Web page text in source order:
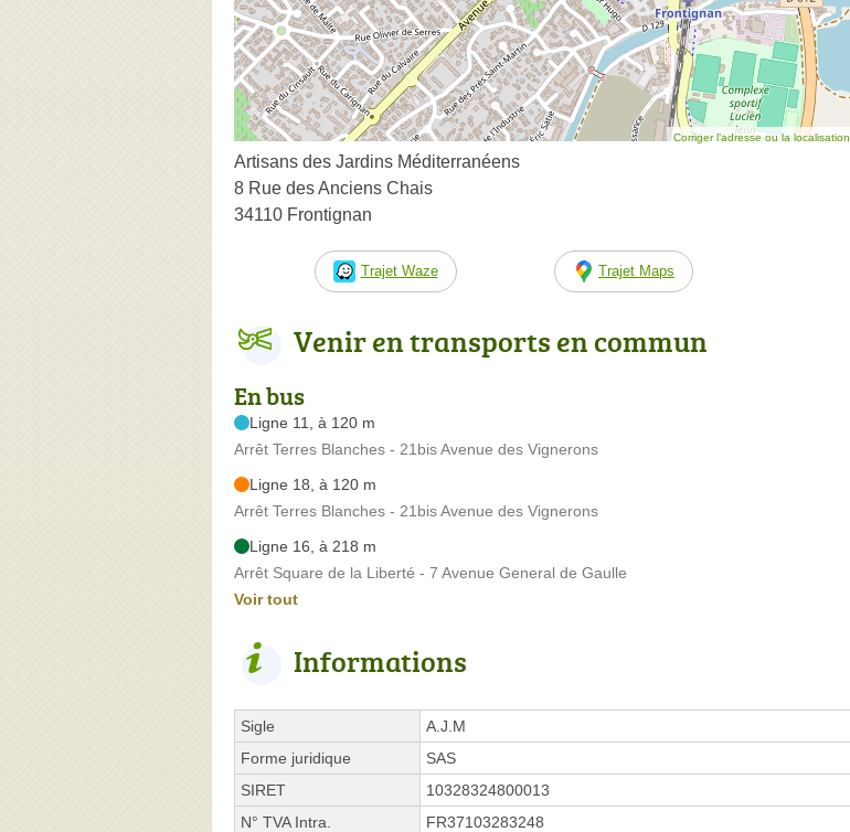
Corriger l’adresse ou la localisation
Artisans des Jardins Méditerranéens
8 Rue des Anciens Chais
34110 Frontignan
Trajet Waze Trajet Maps
Venir en transports en commun
En bus
Ligne 11, à 120 m
Arrêt Terres Blanches - 21bis Avenue des Vignerons
Ligne 18, à 120 m
Arrêt Terres Blanches - 21bis Avenue des Vignerons
Ligne 16, à 218 m
Arrêt Square de la Liberté - 7 Avenue General de Gaulle
Voir tout
Informations
Sigle
A.J.M
Forme juridique
SAS
SIRET
10328324800013
N° TVA Intra.
FR37103283248